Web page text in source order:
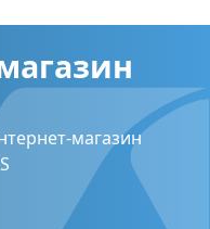
магазин